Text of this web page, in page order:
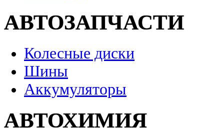
АВТОЗАПЧАСТИ
Колесные диски
Шины
Аккумуляторы
АВТОХИМИЯ